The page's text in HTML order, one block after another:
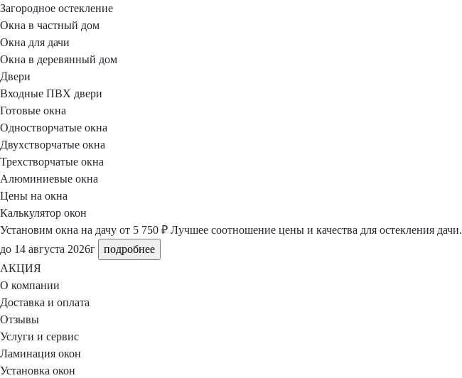
Загородное остекление
Окна в частный дом
Окна для дачи
Окна в деревянный дом
Двери
Входные ПВХ двери
Готовые окна
Одностворчатые окна
Двухстворчатые окна
Трехстворчатые окна
Алюминиевые окна
Цены на окна
Калькулятор окон
Установим окна на дачу от 5 750 ₽ Лучшее соотношение цены и качества для остекления дачи.
до 14 августа 2026г
подробнее
АКЦИЯ
О компании
Доставка и оплата
Отзывы
Услуги и сервис
Ламинация окон
Установка окон